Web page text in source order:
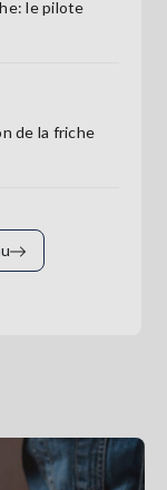
le pilote
de la friche